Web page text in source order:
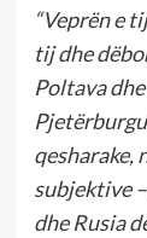
“Veprën e
tij dhe
Poltava
qesharake,
subjektive
dhe Rusia